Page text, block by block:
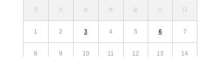
月 火 水 木 金 土 日
1 2 3 4 5 6 7
8 9 10 11 12 13 14